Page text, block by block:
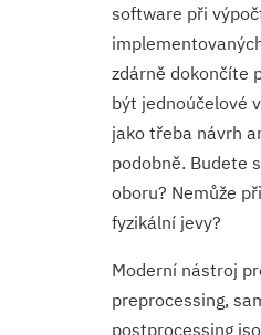
software při
zdárně dokončíte
být jednoúčelové
jako třeba návrh
podobně. Budete
oboru? Nemůže
fyzikální jevy?
Moderní nástroj
preprocessing,
postprocessing